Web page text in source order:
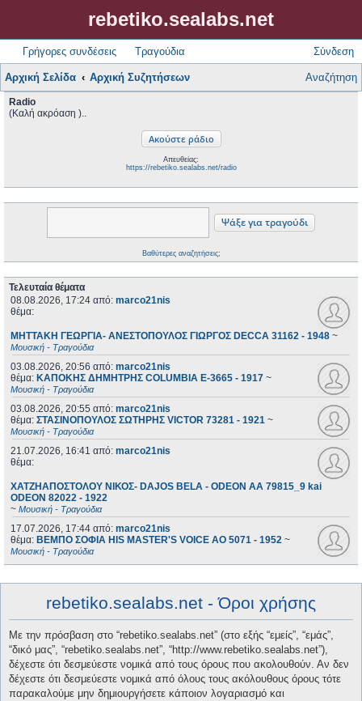
rebetiko.sealabs.net
Γρήγορες συνδέσεις Τραγούδια Σύνδεση
Αρχική Σελίδα Αρχική Συζητήσεων Αναζήτηση
Radio
(Καλή ακρόαση )..
Απευθείας:
https://rebetiko.sealabs.net/radio
Βαθύτερες αναζητήσεις;
Τελευταία θέματα
08.08.2026, 17:24 από: marco21nis
θέμα:
ΜΗΤΤΑΚΗ ΓΕΩΡΓΙΑ- ΑΝΕΣΤΟΠΟΥΛΟΣ ΓΙΩΡΓΟΣ DECCA 31162 - 1948 ~
Μουσική - Τραγούδια
03.08.2026, 20:56 από: marco21nis
θέμα: ΚΑΠΟΚΗΣ ΔΗΜΗΤΡΗΣ COLUMBIA E-3665 - 1917 ~
Μουσική - Τραγούδια
03.08.2026, 20:55 από: marco21nis
θέμα: ΣΤΑΣΙΝΟΠΟΥΛΟΣ ΣΩΤΗΡΗΣ VICTOR 73281 - 1921 ~
Μουσική - Τραγούδια
21.07.2026, 16:41 από: marco21nis
θέμα:
ΧΑΤΖΗΑΠΟΣΤΟΛΟΥ ΝΙΚΟΣ- DAJOS BELA - ODEON AA 79815_9 kai
ODEON 82022 - 1922
~ Μουσική - Τραγούδια
17.07.2026, 17:44 από: marco21nis
θέμα: ΒΕΜΠΟ ΣΟΦΙΑ HIS MASTER'S VOICE AO 5071 - 1952 ~
Μουσική - Τραγούδια
rebetiko.sealabs.net - Όροι χρήσης
Με την πρόσβαση στο “rebetiko.sealabs.net” (στο εξής “εμείς”, “εμάς”,
“δικό μας”, “rebetiko.sealabs.net”, “http://www.rebetiko.sealabs.net”),
δέχεστε ότι δεσμεύεστε νομικά από τους όρους που ακολουθούν. Αν δεν
δέχεστε ότι δεσμεύεστε νομικά από όλους τους ακόλουθους όρους τότε
παρακαλούμε μην δημιουργήσετε κάποιον λογαριασμό και